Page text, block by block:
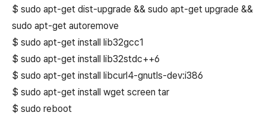
$ sudo apt-get dist-upgrade && sudo apt-get upgrade &&
sudo apt-get autoremove
$ sudo apt-get install lib32gcc1
$ sudo apt-get install lib32stdc++6
$ sudo apt-get install libcurl4-gnutls-dev:i386
$ sudo apt-get install wget screen tar
$ sudo reboot